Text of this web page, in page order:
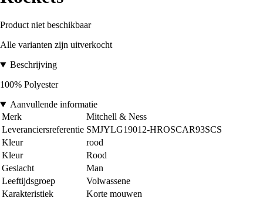
Product niet beschikbaar
Alle varianten zijn uitverkocht
Beschrijving
100% Polyester
Aanvullende informatie
Merk
Mitchell & Ness
Leveranciersreferentie SMJYLG19012-HROSCAR93SCS
Kleur
rood
Kleur
Rood
Geslacht
Man
Leeftijdsgroep
Volwassene
Karakteristiek
Korte mouwen